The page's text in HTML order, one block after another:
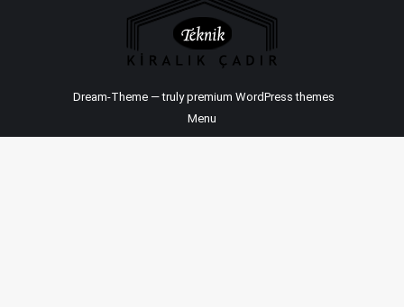
Dream-Theme — trulypremium WordPress themes
Menu